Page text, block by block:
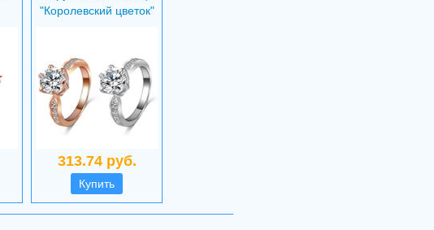
"Королевский цветок"
313.74 руб.
Купить